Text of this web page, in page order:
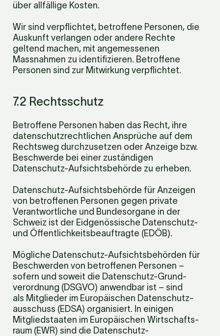
über allfällige Kosten.
Wir sind verpflichtet, betroffene Personen, die
Auskunft verlangen oder andere Rechte
geltend machen, mit angemessenen
Massnahmen zu identifizieren. Betroffene
Personen sind zur Mitwirkung verpflichtet.
7.2 Rechtsschutz
Betroffene Personen haben das Recht, ihre
datenschutz­rechtlichen Ansprüche auf dem
Rechtsweg durchzusetzen oder Anzeige bzw.
Beschwerde bei einer zuständigen
Datenschutz-Aufsichtsbehörde zu erheben.
Datenschutz-Aufsichtsbehörde für Anzeigen
von betroffenen Personen gegen private
Verantwortliche und Bundesorgane in der
Schweiz ist der Eidgenössische Datenschutz-
und Öffentlichkeits­beauftragte (EDÖB).
Mögliche Datenschutz-Aufsichtsbehörden für
Beschwerden von betroffenen Personen –
sofern und soweit die Datenschutz-Grund­
verordnung (DSGVO) anwendbar ist – sind
als Mitglieder im Europäischen Datenschutz­
ausschuss (EDSA) organisiert. In einigen
Mitgliedstaaten im Europäischen Wirtschafts­
raum (EWR) sind die Datenschutz-